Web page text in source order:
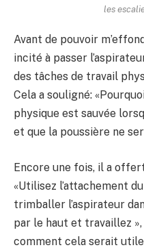
les
Avant de pouvoir
incité à passer
des tâches de travail
Cela a souligné:
physique est sauvée
et que la poussière ne
Encore une fois, il a
«Utilisez l’attachement
trimballer l’aspirateur
par le haut et travaillez
comment cela serait utile